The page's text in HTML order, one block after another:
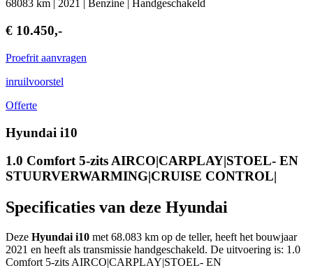
68083 km | 2021 | Benzine | Handgeschakeld
€ 10.450,-
Proefrit aanvragen
inruilvoorstel
Offerte
Hyundai i10
1.0 Comfort 5-zits AIRCO|CARPLAY|STOEL- EN
STUURVERWARMING|CRUISE CONTROL|
Specificaties van deze Hyundai
Deze Hyundai i10 met 68.083 km op de teller, heeft het bouwjaar
2021 en heeft als transmissie handgeschakeld. De uitvoering is: 1.0
Comfort 5-zits AIRCO|CARPLAY|STOEL- EN